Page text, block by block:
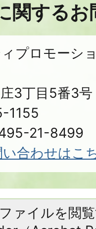
関する
プロモーシ
3丁目5番3号
1155
21-8499
合わせはこ
ァイルを閲